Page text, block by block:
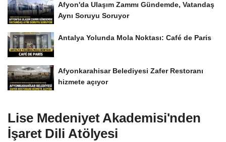
Afyon'da Ulaşım Zammı Gündemde, Vatandaş
Aynı Soruyu Soruyor
Antalya Yolunda Mola Noktası: Café de Paris
Afyonkarahisar Belediyesi Zafer Restoranı
hizmete açıyor
Lise Medeniyet Akademisi'nden
İşaret Dili Atölyesi